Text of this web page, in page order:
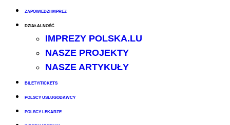
ZAPOWIEDZI IMPREZ
DZIAŁALNOŚĆ
IMPREZY POLSKA.LU
NASZE PROJEKTY
NASZE ARTYKUŁY
BILETY/TICKETS
POLSCY USŁUGODAWCY
POLSCY LEKARZE